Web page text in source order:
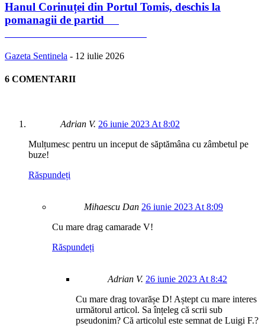
Hanul Corinuței din Portul Tomis, deschis la
pomanagii de partid
Gazeta Sentinela - 12 iulie 2026
6 COMENTARII
Adrian V. 26 iunie 2023 At 8:02
Mulțumesc pentru un inceput de săptămâna cu zâmbetul pe
buze!
Răspundeți
Mihaescu Dan 26 iunie 2023 At 8:09
Cu mare drag camarade V!
Răspundeți
Adrian V. 26 iunie 2023 At 8:42
Cu mare drag tovarășe D! Aștept cu mare interes
următorul articol. Sa înțeleg că scrii sub
pseudonim? Că articolul este semnat de Luigi F.?